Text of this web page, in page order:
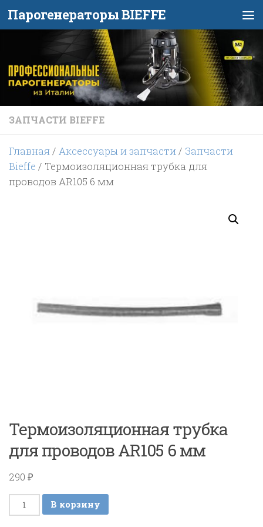
Перейти к содержимому
Парогенераторы BIEFFE
ЗАПЧАСТИ BIEFFE
Главная/ Аксессуары и запчасти/ Запчасти
Bieffe / Термоизоляционная трубка для
проводов AR105 6 мм
Термоизоляционная трубка
для проводов AR105 6 мм
290 ₽
Количество
товара
В корзину